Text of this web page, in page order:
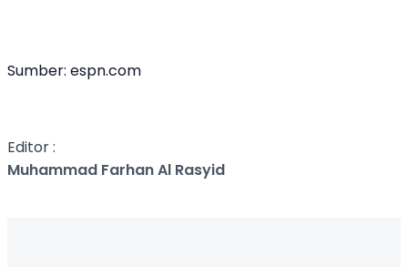
Sumber: espn.com
Editor :
Muhammad Farhan Al Rasyid